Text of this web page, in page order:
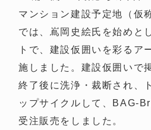
マンション建設予定地（仮
では、嶌岡史絵氏を始めと
トで、建設仮囲いを彩るア
施しました。建設仮囲いで
終了後に洗浄・裁断され、
ップサイクルして、BAG-
受注販売をしました。